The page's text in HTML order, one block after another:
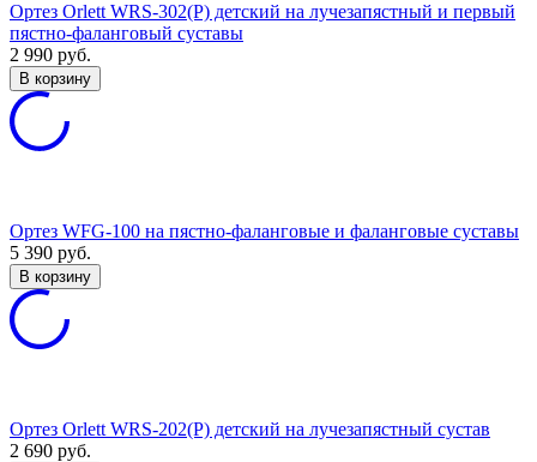
Ортез Orlett WRS-302(P) детский на лучезапястный и первый
пястно-фаланговый суставы
2 990 руб.
В корзину
Ортез WFG-100 на пястно-фаланговые и фаланговые суставы
5 390 руб.
В корзину
Ортез Orlett WRS-202(P) детский на лучезапястный сустав
2 690 руб.